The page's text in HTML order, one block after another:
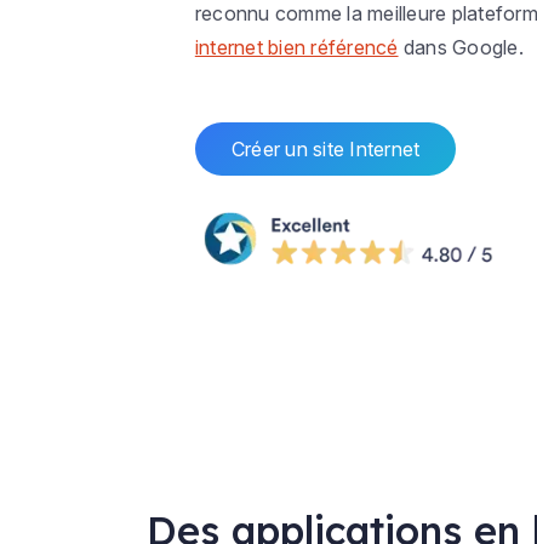
reconnu comme la meilleure
internet bien référencé dans Google.
Créer un site Internet
Des applications en